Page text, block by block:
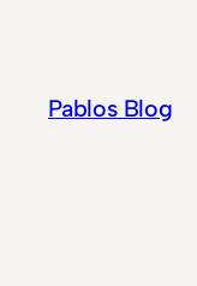
springen
Pablos Blog